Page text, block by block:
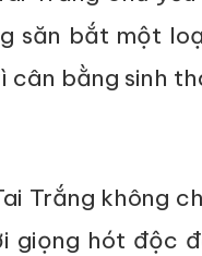
săn bắt một
cân bằng sinh
Trắng không
giọng hót độc